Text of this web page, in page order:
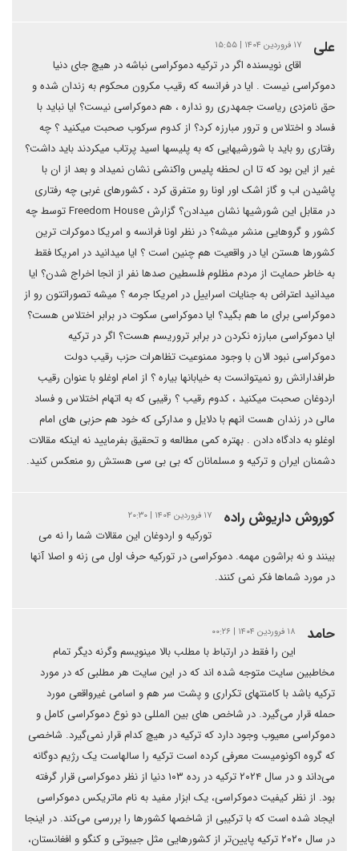
علی ۱۷ فروردین ۱۴۰۴ | ۱۵:۵۵
اقای نویسنده اگر در ترکیه دموکراسی نباشه در هیچ جای دنیا
دموکراسی نیست . ایا در فرانسه که رقیب مکرون محکوم به زندان شده و
حق نامزدی ریاست جمهدری رو نداره ، هم دموکراسی نیست؟ ایا نباید با
فساد و اختلاس و ترور مبارزه کرد؟ از کدوم سرکوب صحبت میکنید ؟ چه
رفتاری رو باید با شورشیهایی که به پلیسها اسید پرتاب میکردند باید داشت؟
غیر از این بود که تا ان لحظه پلیس واکنشی نشان نمیداد و بعد از ان با
پاشیدن اب و گاز اشک اور اونا رو متفرق کرد ، کشورهای غربی چه رفتاری
در مقابل این شورشیها نشان میدادن؟ گزارش Freedom House توسط چه
کشور و گروهایی منشر میشه؟ در نظر اونا فرانسه و امریکا دموکرات ترین
کشورها هستن ایا در واقعیت هم چنین است ؟ ایا میدانید در امریکا فقط
به خاطر حمایت از مردم مظلوم فلسطین صدها نفر از انجا اخراج شدن؟ ایا
میدانید اعتراض به جنایات اسراییل در امریکا جرمه ؟ میشه تصوراتتون رو از
دموکراسی برای ما هم بگید؟ ایا دموکراسی سکوت در برابر اختلاس هست؟
ایا دموکراسی مبارزه نکردن در برابر تروریسم هست؟ اگر در ترکیه
دموکراسی نبود الان با وجود ممنوعیت تظاهرات حزب رقیب دولت
طرافدارانش رو نمیتوانست به خیابانها بیاره ؟ از امام اوغلو با عنوان رقیب
اردوغان صحبت میکنید ، کدوم رقیب ؟ رقیبی که به اتهام اختلاس و فساد
مالی در زندان هست انهم با دلایل و مدارکی که خود هم حزبی های امام
اوغلو به دادگاه دادن . بهتره کمی مطالعه و تحقیق بفرمایید نه اینکه مقالات
دشمنان ایران و ترکیه و مسلمانان که بی بی سی هستش رو منعکس کنید.
کوروش داریوش راده ۱۷ فروردین ۱۴۰۴ | ۲۰:۳۰
تورکیه و اردوغان این مقالات شما را نه می
بینند و نه براشون مهمه. دموکراسی در تورکیه حرف اول می زنه و اصلا آنها
در مورد شماها فکر نمی کنند.
حامد ۱۸ فروردین ۱۴۰۴ | ۰۰:۲۶
این را فقط در ارتباط با مطلب بالا مینویسم وگرنه دیگر تمام
مخاطبین سایت متوجه شده اند که در این سایت هر مطلبی که در مورد
ترکیه باشد با کامنتهای تکراری و پشت سر هم و اسامی غیرواقعی مورد
حمله قرار می‌گیرد. در شاخص های بین المللی دو نوع دموکراسی کامل و
دموکراسی معیوب وجود دارد که ترکیه در هیچ کدام قرار نمی‌گیرد. شاخصی
که گروه اکونومیست معرفی کرده است ترکیه را سالهاست یک رژیم دوگانه
می‌داند و در سال ۲۰۲۴ ترکیه در رده ۱۰۳ دنیا از نظر دموکراسی قرار گرفته
بود. از نظر کیفیت دموکراسی، یک ابزار مفید به نام ماتریکس دموکراسی
ایجاد شده است که با ترکیبی از شاخصها کشورها را بررسی می‌کند. در اینجا
در سال ۲۰۲۰ ترکیه پایین‌تر از کشورهایی مثل جیبوتی و کنگو و افغانستان،